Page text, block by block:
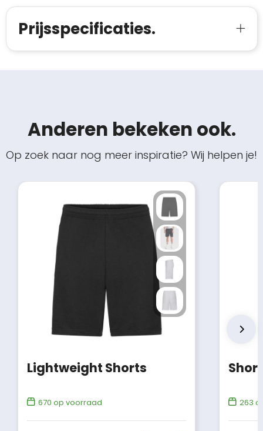
Prijsspecificaties.
Anderen bekeken ook.
Op zoek naar nog meer inspiratie? Wij helpen je!
Lightweight Shorts
670 op voorraad 263